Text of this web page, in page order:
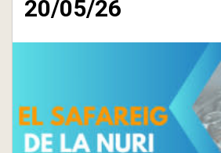
20/05/26